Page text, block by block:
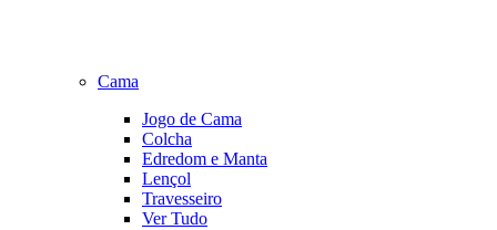
Cama
Jogo de Cama
Colcha
Edredom e Manta
Lençol
Travesseiro
Ver Tudo